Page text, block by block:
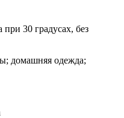
при 30 градусах, без
; домашняя одежда;